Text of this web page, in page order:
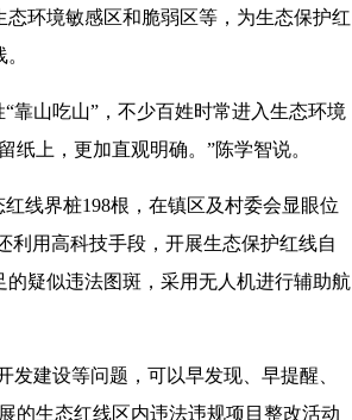
环境敏感区和脆弱区等，为生态保护红
靠山吃山”，不少百姓时常进入生态环境
纸上，更加直观明确。”陈学智说。
线界桩198根，在镇区及村委会显眼位
利用高科技手段，开展生态保护红线自
疑似违法图斑，采用无人机进行辅助航
建设等问题，可以早发现、早提醒、
的生态红线区内违法违规项目整改活动